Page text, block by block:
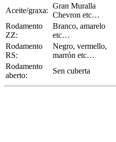
Aceite/graxa:
Gran Muralla
Chevron etc…
Rodamento
ZZ:
Branco, amarelo
etc…
Rodamento
RS:
Negro, vermello,
marrón etc…
Rodamento
aberto:
Sen cuberta